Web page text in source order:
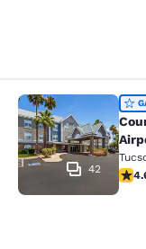
Country
42